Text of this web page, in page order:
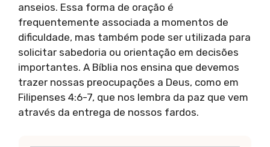
anseios. Essa forma de oração é
frequentemente associada a momentos de
dificuldade, mas também pode ser utilizada para
solicitar sabedoria ou orientação em decisões
importantes. A Bíblia nos ensina que devemos
trazer nossas preocupações a Deus, como em
Filipenses 4:6-7, que nos lembra da paz que vem
através da entrega de nossos fardos.